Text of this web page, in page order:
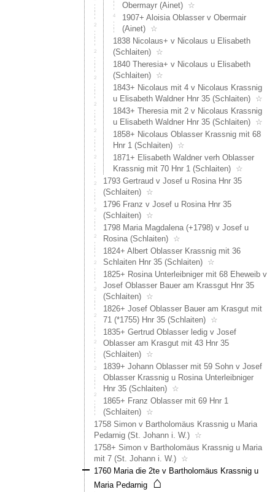
Obermayr (Ainet)
☆
1907+ Aloisia Oblasser v Obermair
(Ainet)
☆
1838 Nicolaus+ v Nicolaus u Elisabeth
(Schlaiten)
☆
1840 Theresia+ v Nicolaus u Elisabeth
(Schlaiten)
☆
1843+ Nicolaus mit 4 v Nicolaus Krassnig
u Elisabeth Waldner Hnr 35 (Schlaiten)
☆
1843+ Theresia mit 2 v Nicolaus Krassnig
u Elisabeth Waldner Hnr 35 (Schlaiten)
☆
1858+ Nicolaus Oblasser Krassnig mit 68
Hnr 1 (Schlaiten)
☆
1871+ Elisabeth Waldner verh Oblasser
Krassnig mit 70 Hnr 1 (Schlaiten)
☆
1793 Gertraud v Josef u Rosina Hnr 35
(Schlaiten)
☆
1796 Franz v Josef u Rosina Hnr 35
(Schlaiten)
☆
1798 Maria Magdalena (+1798) v Josef u
Rosina (Schlaiten)
☆
1824+ Albert Oblasser Krassnig mit 36
Schlaiten Hnr 35 (Schlaiten)
☆
1825+ Rosina Unterleibniger mit 68 Eheweib v
Josef Oblasser Bauer am Krassgut Hnr 35
(Schlaiten)
☆
1826+ Josef Oblasser Bauer am Krasgut mit
71 (*1755) Hnr 35 (Schlaiten)
☆
1835+ Gertrud Oblasser ledig v Josef
Oblasser am Krasgut mit 43 Hnr 35
(Schlaiten)
☆
1839+ Johann Oblasser mit 59 Sohn v Josef
Oblasser Krassnig u Rosina Unterleibniger
Hnr 35 (Schlaiten)
☆
1865+ Franz Oblasser mit 69 Hnr 1
(Schlaiten)
☆
1758 Simon v Bartholomäus Krassnig u Maria
Pedarnig (St. Johann i. W.)
☆
1758+ Simon v Bartholomäus Krassnig u Maria
mit 7 (St. Johann i. W.)
☆
1760 Maria die 2te v Bartholomäus Krassnig u
Maria Pedarnig
⌂